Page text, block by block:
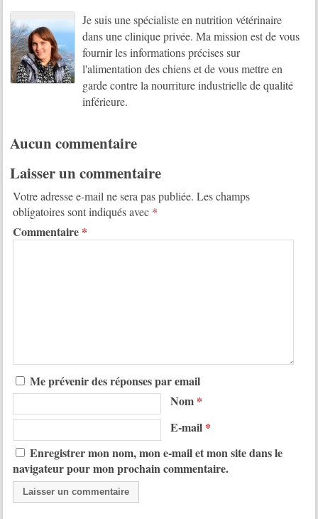
Je suis une spécialiste en nutrition vétérinaire
dans une clinique privée. Ma mission est de vous
fournir les informations précises sur
l'alimentation des chiens et de vous mettre en
garde contre la nourriture industrielle de qualité
inférieure.
Aucun commentaire
Laisser un commentaire
Votre adresse e-mail ne sera pas publiée. Les champs
obligatoires sont indiqués avec *
Commentaire *
Me prévenir des réponses par email
Nom *
E-mail *
Enregistrer mon nom, mon e-mail et mon site dans le
navigateur pour mon prochain commentaire.